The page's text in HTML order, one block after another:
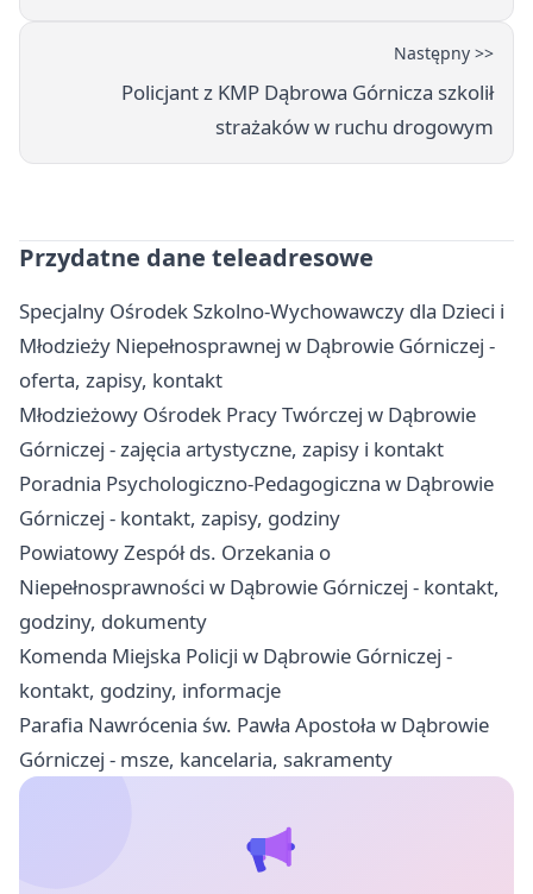
Następny >>
Policjant z KMP Dąbrowa Górnicza szkolił
strażaków w ruchu drogowym
Przydatne dane teleadresowe
Specjalny Ośrodek Szkolno-Wychowawczy dla Dzieci i
Młodzieży Niepełnosprawnej w Dąbrowie Górniczej -
oferta, zapisy, kontakt
Młodzieżowy Ośrodek Pracy Twórczej w Dąbrowie
Górniczej - zajęcia artystyczne, zapisy i kontakt
Poradnia Psychologiczno-Pedagogiczna w Dąbrowie
Górniczej - kontakt, zapisy, godziny
Powiatowy Zespół ds. Orzekania o
Niepełnosprawności w Dąbrowie Górniczej - kontakt,
godziny, dokumenty
Komenda Miejska Policji w Dąbrowie Górniczej -
kontakt, godziny, informacje
Parafia Nawrócenia św. Pawła Apostoła w Dąbrowie
Górniczej - msze, kancelaria, sakramenty